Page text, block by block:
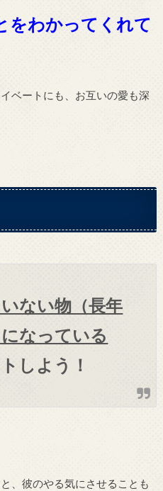
をわかってくれて
ベートにも、お互いの愛も深
ない物（長年
なっている
しよう！
、彼のやる気にさせることも